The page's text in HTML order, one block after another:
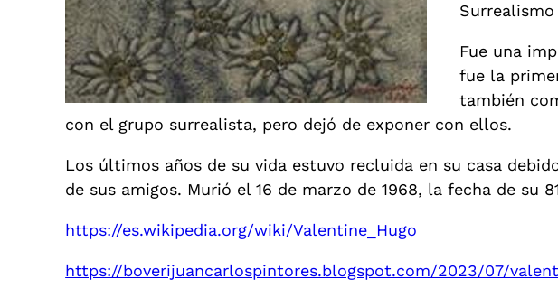
Fue una
fue la
también
con el grupo surrealista, pero dejó de exponer con ellos.
Los últimos años de su vida estuvo recluida en su casa
de sus amigos. Murió el 16 de marzo de 1968, la fecha de su
https://es.wikipedia.org/wiki/Valentine_Hugo
https://boverijuancarlospintores.blogspot.com/2023/07/